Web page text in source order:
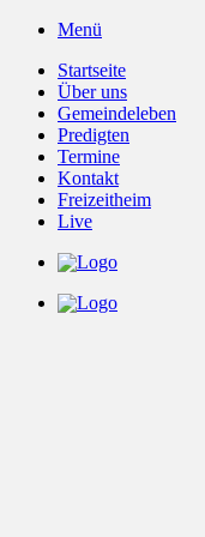
Zum
springen
Menü
Startseite
Über uns
Gemeindeleben
Predigten
Termine
Kontakt
Freizeitheim
Live